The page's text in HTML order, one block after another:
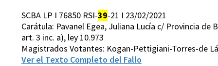
SCBA LP I 76850 RSI-39-21 I 23/02/2021
Carátula: Pavanel Egea, Juliana Lucía c/ Provincia
art. 3 inc. a), ley 10.973
Magistrados Votantes: Kogan-Pettigiani-Torres-de
Ver el Texto Completo del Fallo